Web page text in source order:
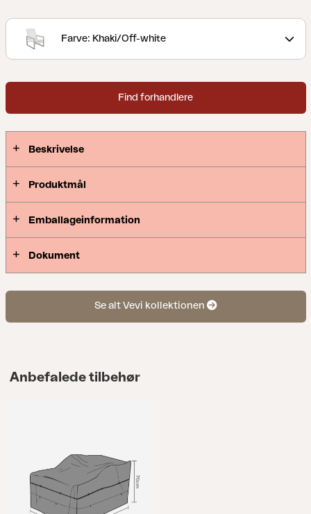
perfekta platsen för avkoppling och umgänge.
Många av de olika enheterna finns både i
kombinerat med rostfritt stål. Design Dick Björk.
Farve: Khaki/Off-white
Find forhandlere
Beskrivelse
Produktmål
Emballageinformation
Dokument
Se alt Vevi kollektionen
Anbefalede tilbehør